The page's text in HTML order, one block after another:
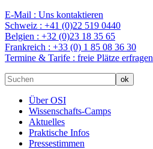
E-Mail : Uns kontaktieren
Schweiz : +41 (0)22 519 0440
Belgien : +32 (0)23 18 35 65
Frankreich : +33 (0) 1 85 08 36 30
Termine & Tarife : freie Plätze erfragen
Über OSI
Wissenschafts-Camps
Aktuelles
Praktische Infos
Pressestimmen